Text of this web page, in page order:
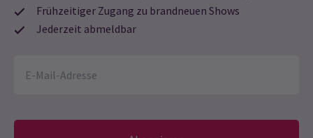
Frühzeitiger Zugang zu brandneuen Shows
Jederzeit abmeldbar